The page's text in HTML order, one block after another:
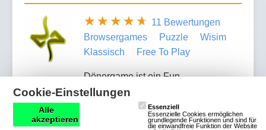
11 Bewertungen
Browsergames
Puzzle
Wisim
Klassisch
Free To Play
Dönergame ist ein Fun-
Browsergame. Du bist ein armer Schlucker.Hast nur
ein Bollen Fleisch, eine Palette Ayran und 200
Euro. Damit versuchst du jetzt Döner zu verkaufen.
Cookie-Einstellungen
Alle
akzeptieren
Essenziell
Essenzielle Cookies ermöglichen
grundlegende Funktionen und sind für
die einwandfreie Funktion der Website